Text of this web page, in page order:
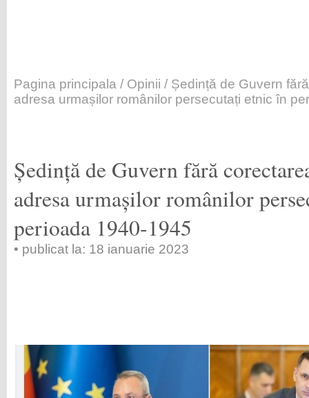
Pagina principala / Opinii / Ședință de Guvern
adresa urmașilor românilor persecutați etnic în
Ședință de Guvern fără
adresa urmașilor românilor
perioada 1940-1945
• publicat la: 18 ianuarie 2023